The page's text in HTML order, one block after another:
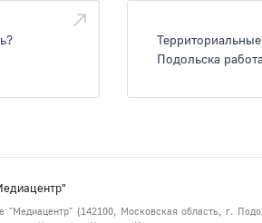
Подольска
"Медиацентр" (142100, Московская область, г.